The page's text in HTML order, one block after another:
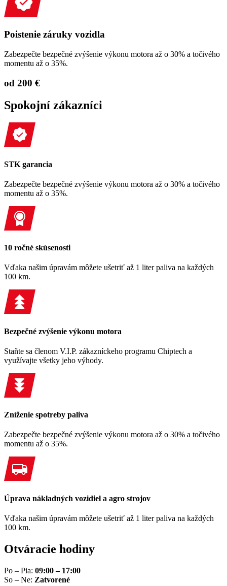
Poistenie záruky vozidla
Zabezpečte bezpečné zvýšenie výkonu motora až o 30% a točivého
momentu až o 35%.
od 200 €
Spokojní zákazníci
STK garancia
Zabezpečte bezpečné zvýšenie výkonu motora až o 30% a točivého
momentu až o 35%.
10 ročné skúsenosti
Vďaka našim úpravám môžete ušetriť až 1 liter paliva na každých
100 km.
Bezpečné zvýšenie výkonu motora
Staňte sa členom V.I.P. zákazníckeho programu Chiptech a
využívajte všetky jeho výhody.
Zníženie spotreby paliva
Zabezpečte bezpečné zvýšenie výkonu motora až o 30% a točivého
momentu až o 35%.
Úprava nákladných vozidiel a agro strojov
Vďaka našim úpravám môžete ušetriť až 1 liter paliva na každých
100 km.
Otváracie hodiny
Po – Pia: 09:00 – 17:00
So – Ne: Zatvorené